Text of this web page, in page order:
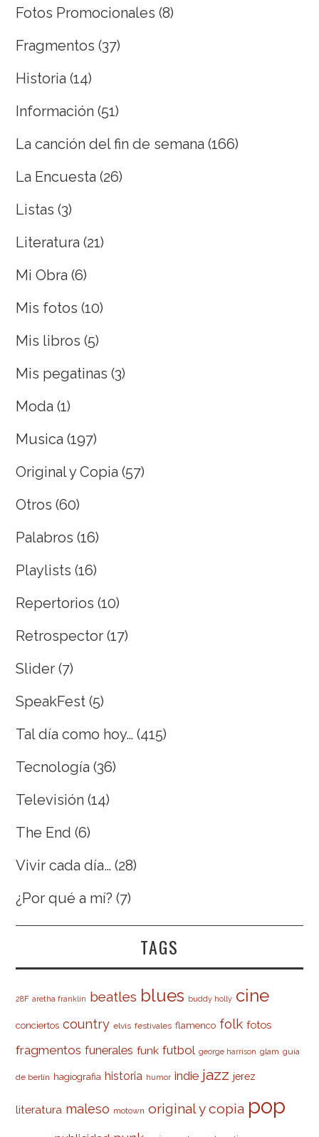
Fotos Promocionales (8)
Fragmentos (37)
Historia (14)
Información (51)
La canción del fin de semana (166)
La Encuesta (26)
Listas (3)
Literatura (21)
Mi Obra (6)
Mis fotos (10)
Mis libros (5)
Mis pegatinas (3)
Moda (1)
Musica (197)
Original y Copia (57)
Otros (60)
Palabros (16)
Playlists (16)
Repertorios (10)
Retrospector (17)
Slider (7)
SpeakFest (5)
Tal día como hoy… (415)
Tecnología (36)
Televisión (14)
The End (6)
Vivir cada día… (28)
¿Por qué a mí? (7)
TAGS
28F aretha franklin beatles blues buddy holly cine
conciertos country elvis festivales flamenco folk fotos
fragmentos funerales funk futbol george harrison glam guía
de berlín hagiografia historia humor indie jazz jerez
literatura maleso motown original y copia pop